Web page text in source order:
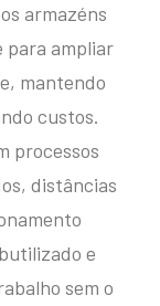
armazéns
para ampliar
mantendo
custos.
processos
distâncias
e
sem o